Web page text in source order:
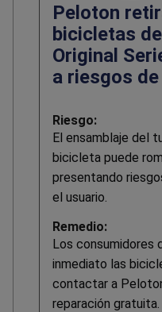
Peloton
bicicletas
Original
a riesgos
Riesgo:
El ensamblaje del
bicicleta puede
presentando
el usuario.
Remedio:
Los consumidores
inmediato las
contactar a
reparación